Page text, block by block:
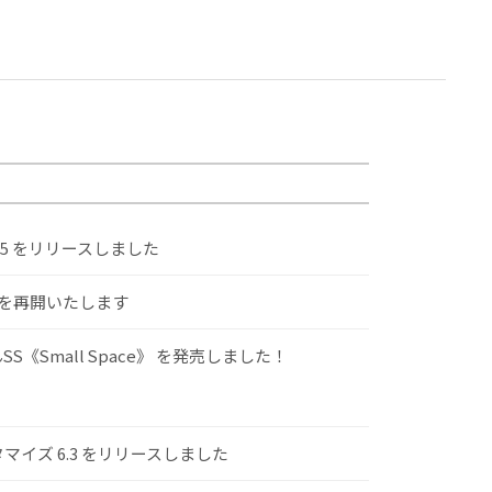
をリリースしました
再開いたします
《Small Space》 を発売しました！
イズ 6.3 をリリースしました